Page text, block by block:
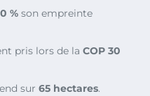
% son empreinte
pris lors de la COP 30
sur 65 hectares.